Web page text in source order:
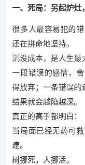
一、死局：另起炉灶
很多人最容易犯的
还在拼命地坚持。
沉没成本，是人生最
一段错误的感情，
得放弃；一条错误的
结果就会越陷越深。
真正的高手都明白：
当局面已经无药可
建。
树挪死，人挪活。